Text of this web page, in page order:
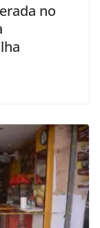
no